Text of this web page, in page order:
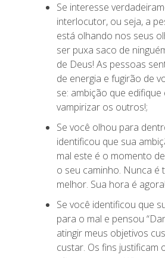
Se interesse
interlocutor, ou seja, a
está olhando nos seus
ser puxa saco de
de Deus! As pessoas
de energia e fugirão de
se: ambição que edifique
vampirizar os outros!;
Se você olhou para
identificou que sua
mal este é o momento
o seu caminho. Nunca é
melhor. Sua hora é
Se você identificou que
para o mal e pensou
atingir meus objetivos
custar. Os fins justificam